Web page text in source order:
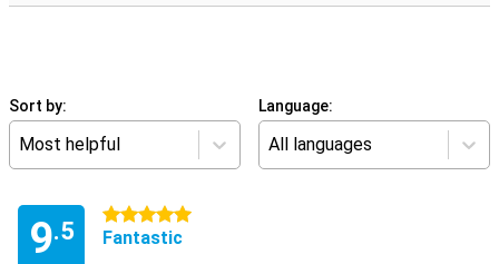
Sort by:
Most helpful
Language:
All languages
9.5
5 stars
Fantastic